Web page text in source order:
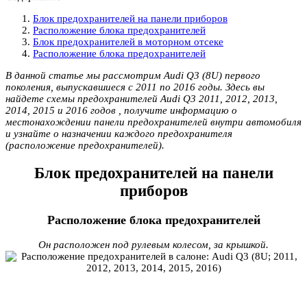
Блок предохранителей на панели приборов
Расположение блока предохранителей
Блок предохранителей в моторном отсеке
Расположение блока предохранителей
В данной статье мы рассмотрим Audi Q3 (8U) первого
поколения, выпускавшиеся с 2011 по 2016 годы. Здесь вы
найдете схемы предохранителей Audi Q3 2011, 2012, 2013,
2014, 2015 и 2016 годов , получите информацию о
местонахождении панели предохранителей внутри автомобиля
и узнайте о назначении каждого предохранителя
(расположение предохранителей).
Блок предохранителей на панели
приборов
Расположение блока предохранителей
Он расположен под рулевым колесом, за крышкой.